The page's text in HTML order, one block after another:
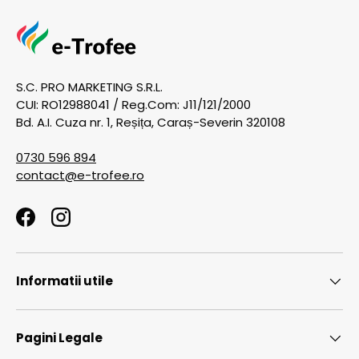
S.C. PRO MARKETING S.R.L.
CUI: RO12988041 / Reg.Com: J11/121/2000
Bd. A.I. Cuza nr. 1, Reșița, Caraș-Severin 320108
0730 596 894
contact@e-trofee.ro
FacebookInstagram
Informatii utile
Pagini Legale